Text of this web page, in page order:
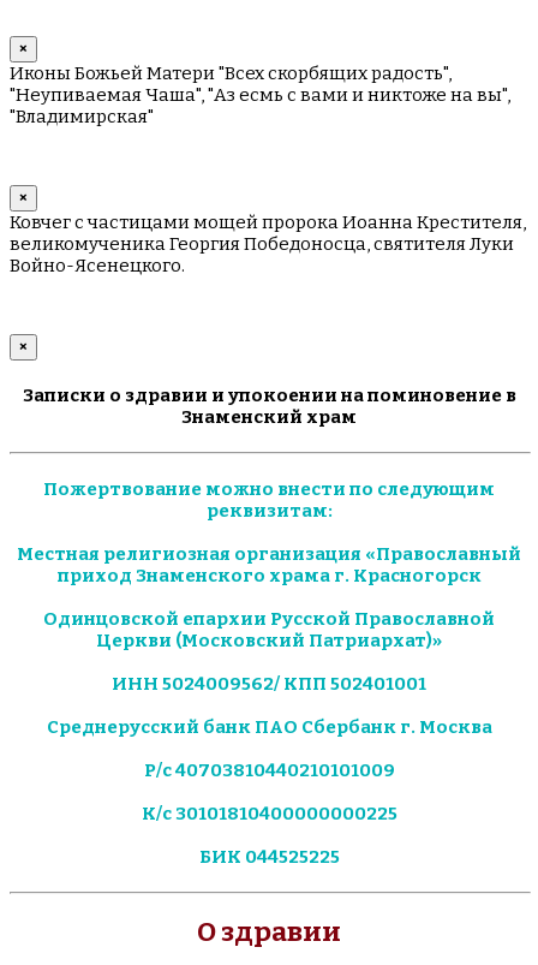
×
Иконы Божьей Матери "Всех скорбящих радость",
"Неупиваемая Чаша", "Аз есмь с вами и никтоже на вы",
"Владимирская"
×
Ковчег с частицами мощей пророка Иоанна Крестителя,
великомученика Георгия Победоносца, святителя Луки
Войно-Ясенецкого.
×
Записки о здравии и упокоении на поминовение в
Знаменский храм
Пожертвование можно внести по следующим
реквизитам:
Местная религиозная организация «Православный
приход Знаменского храма г. Красногорск
Одинцовской епархии Русской Православной
Церкви (Московский Патриархат)»
ИНН 5024009562/ КПП 502401001
Среднерусский банк ПАО Сбербанк г. Москва
Р/с 40703810440210101009
К/с 30101810400000000225
БИК 044525225
О здравии